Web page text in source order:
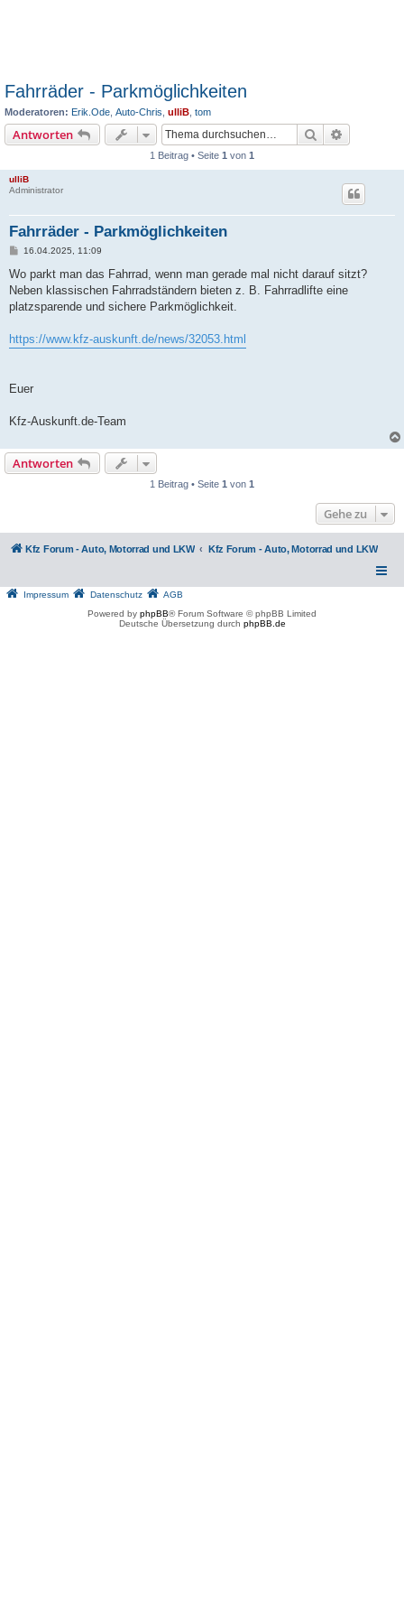
Fahrräder - Parkmöglichkeiten
Moderatoren: Erik.Ode Auto-Chris ulliB tom
Antworten Suche
1 Beitrag • Seite 1 von 1
ulliB
Administrator
Fahrräder - Parkmöglichkeiten
B
i
r
a
16.04.2025, 11:09
Wo parkt man das Fahrrad, wenn man gerade mal nicht darauf sitzt?
Neben klassischen Fahrradständern bieten z. B. Fahrradlifte eine
platzsparende und sichere Parkmöglichkeit.
https://www.kfz-auskunft.de/news/32053.html
Euer
Kfz-Auskunft.de-Team
Antworten
1 Beitrag • Seite 1 von 1
Gehe zu
Kfz Forum - Auto, Motorrad und LKW Kfz Forum - Auto, Motorrad und LKW
Impressum Datenschutz
AGB
Powered by phpBB® Forum Software © phpBB Limited
Deutsche Übersetzung durch phpBB.de